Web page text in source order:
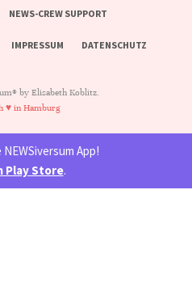
NEWS-CREW SUPPORT
IMPRESSUM DATENSCHUTZ
by Elisabeth Koblitz.
♥ in Hamburg
App!
Play Store.